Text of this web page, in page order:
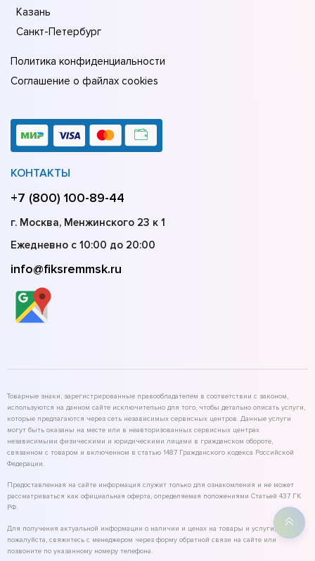
Казань
Санкт-Петербург
Политика конфиденциальности
Соглашение о файлах cookies
КОНТАКТЫ
+7 (800) 100-89-44
г. Москва, Менжинского 23 к 1
Ежедневно с 10:00 до 20:00
info@fiksremmsk.ru
Товарные знаки, зарегистрированные правообладателем в соответствии с законом,
используются на данном сайте исключительно для того, чтобы детально описать услуги,
которые предлагаются через сеть независимых сервисных центров. Данные услуги
могут быть оказаны на месте или в неавторизованных сервисных центрах
независимыми физическими и юридическими лицами в гражданском обороте,
связанном с товаром и включенном в статью 1487 Гражданского кодекса Российской
Федерации.
Предоставленная на сайте информация служит только для ознакомления и не может
рассматриваться как официальная оферта, определяемая положениями Статьей 437 ГК
РФ.
Для получения актуальной информации о наличии и ценах на товары и услуги,
пожалуйста, свяжитесь с менеджером через форму обратной связи на сайте или
позвоните по указанному номеру телефона.